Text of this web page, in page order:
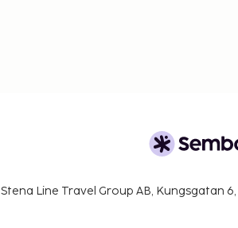
Stena Line Travel Group AB, Kungsgatan 6,